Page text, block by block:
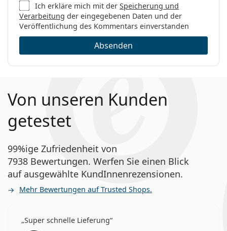
Ich erkläre mich mit derSpeicherung und
Verarbeitung der eingegebenen Daten und der
Veröffentlichung des Kommentars einverstanden
Absenden
Von unseren Kunden
getestet
99%ige Zufriedenheit von
7938 Bewertungen. Werfen Sie einen Blick
auf ausgewählte KundInnenrezensionen.
Mehr Bewertungen auf Trusted Shops.
Super schnelle Lieferung